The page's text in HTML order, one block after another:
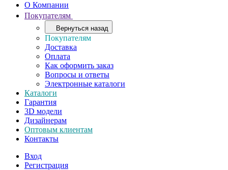
О Компании
Покупателям
Вернуться назад
Покупателям
Доставка
Оплата
Как оформить заказ
Вопросы и ответы
Электронные каталоги
Каталоги
Гарантия
3D модели
Дизайнерам
Оптовым клиентам
Контакты
Вход
Регистрация